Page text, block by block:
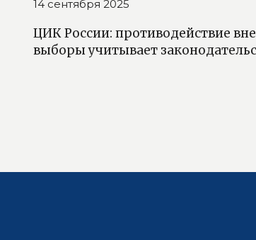
14 сентября 2025
ЦИК России: противодействие
выборы учитывает